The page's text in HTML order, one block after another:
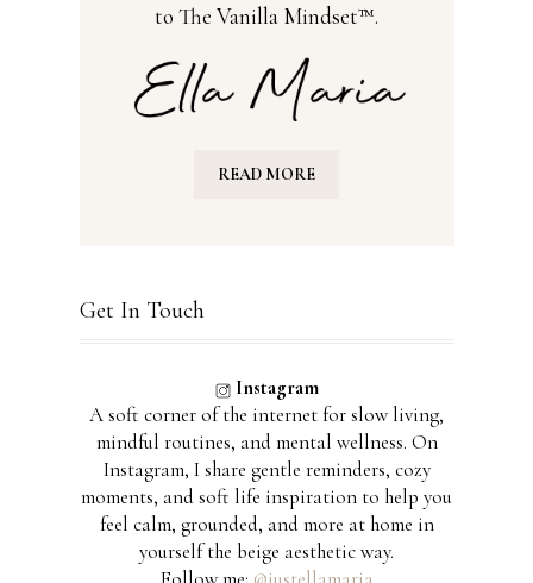
to The Vanilla Mindset™.
READ MORE
Get In Touch
Instagram
A soft corner of the internet for slow living,
mindful routines, and mental wellness. On
Instagram, I share gentle reminders, cozy
moments, and soft life inspiration to help you
feel calm, grounded, and more at home in
yourself the beige aesthetic way.